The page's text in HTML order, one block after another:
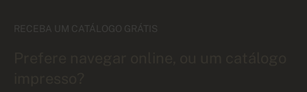
RECEBA UM CATÁLOGO GRÁTIS